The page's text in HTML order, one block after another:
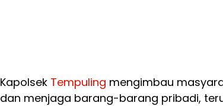
Kapolsek Tempuling mengimbau
dan menjaga barang-barang pribadi,